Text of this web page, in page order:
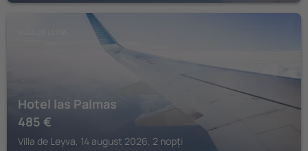
Hotel las Palmas
485 €
Villa de Leyva, 14 august 2026, 2 nopți